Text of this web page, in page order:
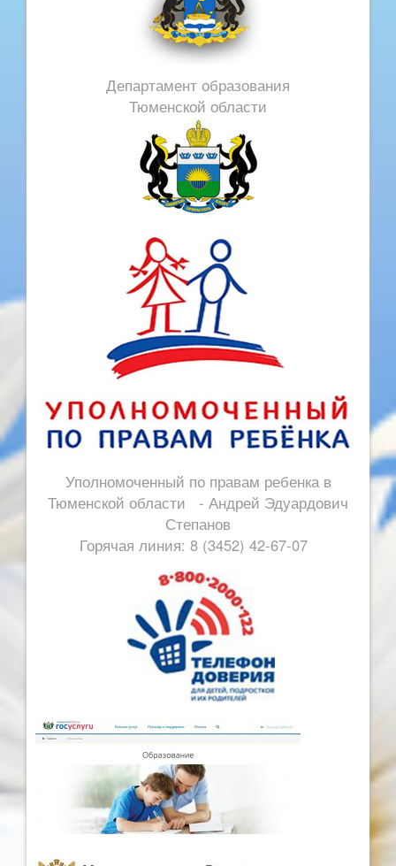
Департамент образования
Тюменской области
Уполномоченный по правам ребенка в
Тюменской области - Андрей Эдуардович
Степанов
Горячая линия: 8 (3452) 42-67-07